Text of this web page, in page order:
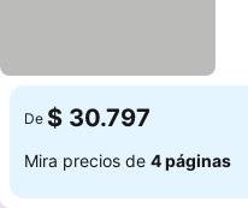
De $ 30.797
Mira precios de 4 páginas